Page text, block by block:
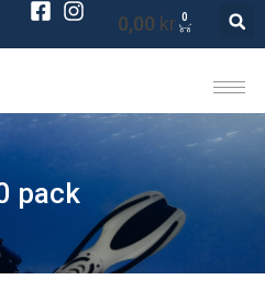
0,00 kr 0
pack